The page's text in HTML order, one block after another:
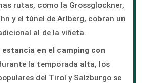
rutas, como la Grossglockner,
y el túnel de Arlberg, cobran un
al de la viñeta.
en el camping con
la temporada alta, los
del Tirol y Salzburgo se